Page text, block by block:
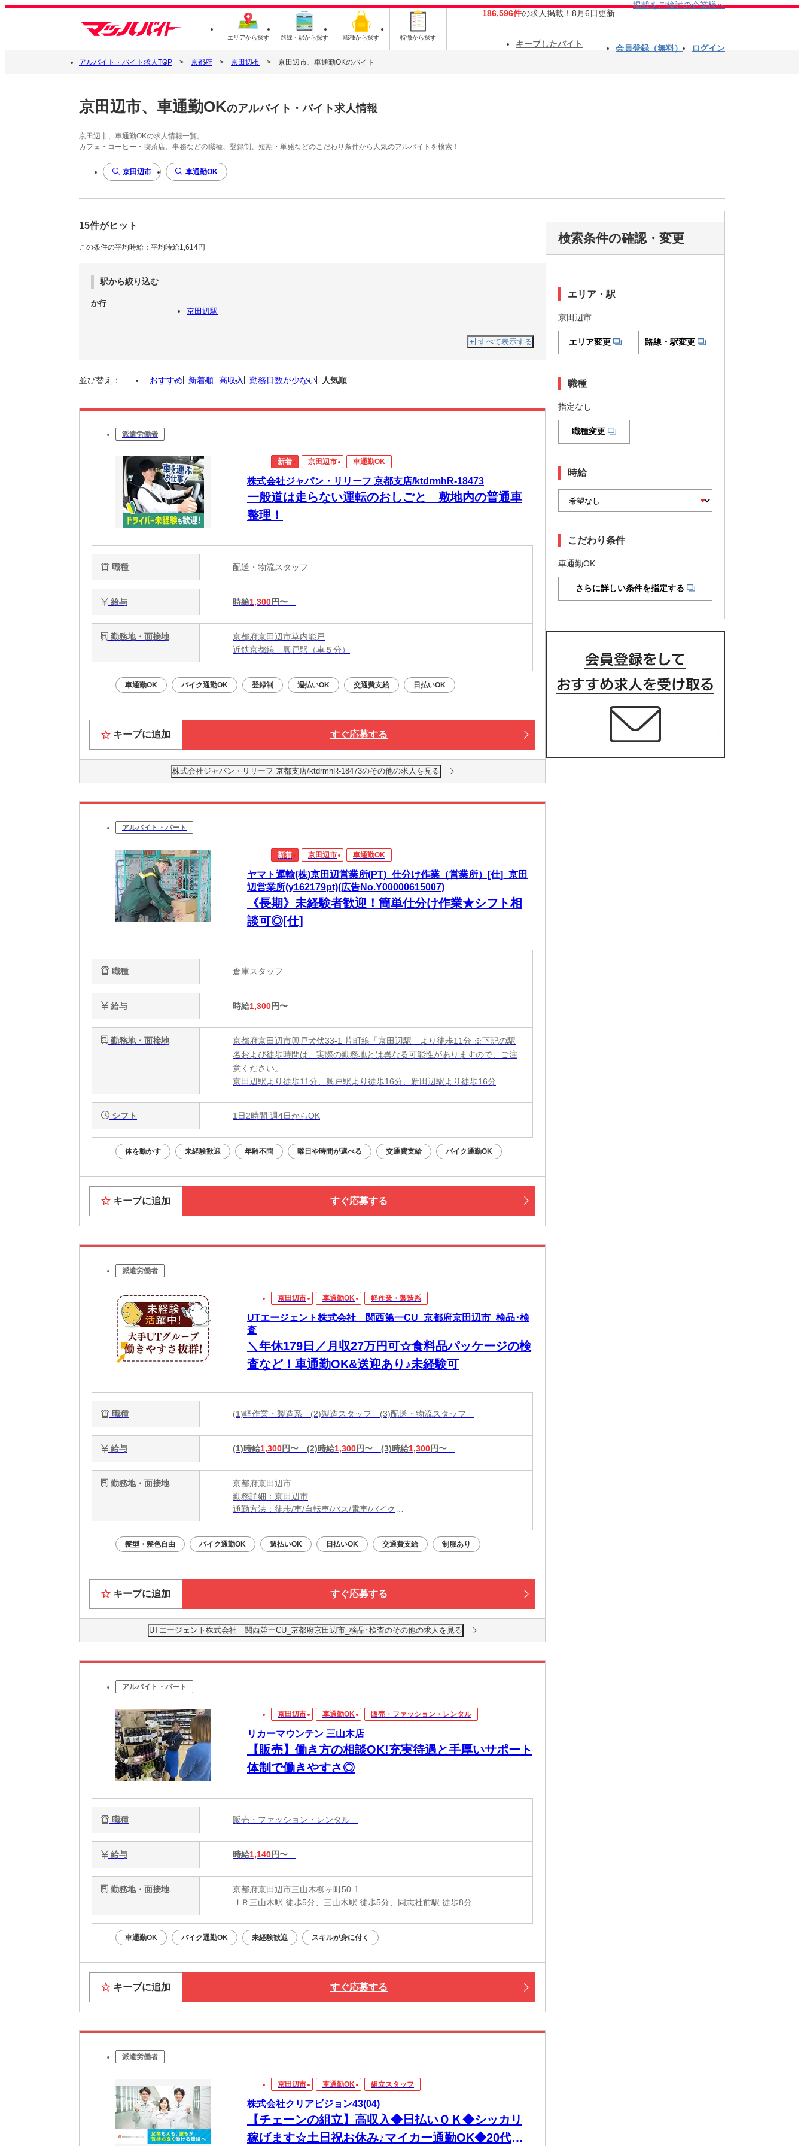
エリアから探す 路線・駅から探す 職種から探す 特徴から探す
186,596件の求人掲載！8月6日更新
掲載をご検討の企業様へ
キープしたバイト 会員登録（無料） ログイン
アルバイト・バイト求人TOP 京都府 京田辺市 京田辺市、車通勤OKのバイト
京田辺市、車通勤OKのアルバイト・バイト求人情報
京田辺市、車通勤OKの求人情報一覧。
カフェ・コーヒー・喫茶店、事務などの職種、登録制、短期・単発などのこだわり条件から人気のアルバイトを検索！
京田辺市 車通勤OK
15件がヒット
この条件の平均時給：平均時給1,614円
駅から絞り込む
か行
京田辺駅
すべて表示する
並び替え： おすすめ 新着順 高収入 勤務日数が少ない 人気順
派遣労働者
新着 京田辺市 車通勤OK
株式会社ジャパン・リリーフ 京都支店/ktdrmhR-18473
一般道は走らない運転のおしごと 敷地内の普通車
整理！
職種 配送・物流スタッフ
給与 時給1,300円〜
勤務地・面接地
京都府京田辺市草内能戸
近鉄京都線 興戸駅（車５分）
車通勤OK バイク通勤OK 登録制 週払いOK 交通費支給 日払いOK
キープに追加 すぐ応募する
株式会社ジャパン・リリーフ 京都支店/ktdrmhR-18473のその他の求人を見る
アルバイト・パート
新着 京田辺市 車通勤OK
ヤマト運輸(株)京田辺営業所(PT)_仕分け作業（営業所）[仕]_京田
辺営業所(y162179pt)(広告No.Y00000615007)
《長期》未経験者歓迎！簡単仕分け作業★シフト相
談可◎[仕]
職種 倉庫スタッフ
給与 時給1,300円〜
勤務地・面接地
京都府京田辺市興戸犬伏33-1 片町線「京田辺駅」より徒歩11分 ※下記の駅
名および徒歩時間は、実際の勤務地とは異なる可能性がありますので、ご注
意ください。
京田辺駅より徒歩11分、興戸駅より徒歩16分、新田辺駅より徒歩16分
シフト 1日2時間 週4日からOK
体を動かす 未経験歓迎 年齢不問 曜日や時間が選べる 交通費支給 バイク通勤OK
キープに追加 すぐ応募する
派遣労働者
京田辺市 車通勤OK 軽作業・製造系
UTエージェント株式会社 関西第一CU_京都府京田辺市_検品･検
査
＼年休179日／月収27万円可☆食料品パッケージの検
査など！車通勤OK&送迎あり♪未経験可
職種 (1)軽作業・製造系 (2)製造スタッフ (3)配送・物流スタッフ
給与 (1)時給1,300円〜 (2)時給1,300円〜 (3)時給1,300円〜
勤務地・面接地
京都府京田辺市
勤務詳細：京田辺市
通勤方法：徒歩/車/自転車/バス/電車/バイク
※新田辺駅から無料送迎あり
髪型・髪色自由 バイク通勤OK 週払いOK 日払いOK 交通費支給 制服あり
キープに追加 すぐ応募する
UTエージェント株式会社 関西第一CU_京都府京田辺市_検品･検査のその他の求人を見る
アルバイト・パート
京田辺市 車通勤OK 販売・ファッション・レンタル
リカーマウンテン 三山木店
【販売】働き方の相談OK!充実待遇と手厚いサポート
体制で働きやすさ◎
職種 販売・ファッション・レンタル
給与 時給1,140円〜
勤務地・面接地
京都府京田辺市三山木柳ヶ町50-1
ＪＲ三山木駅 徒歩5分、三山木駅 徒歩5分、同志社前駅 徒歩8分
車通勤OK バイク通勤OK 未経験歓迎 スキルが身に付く
キープに追加 すぐ応募する
派遣労働者
京田辺市 車通勤OK 組立スタッフ
株式会社クリアビジョン43(04)
【チェーンの組立】高収入◆日払いＯＫ◆シッカリ
稼げます☆土日祝お休み♪マイカー通勤OK◆20代～
検索条件の確認・変更
エリア・駅
京田辺市
エリア変更 路線・駅変更
職種
指定なし
職種変更
時給
こだわり条件
車通勤OK
さらに詳しい条件を指定する